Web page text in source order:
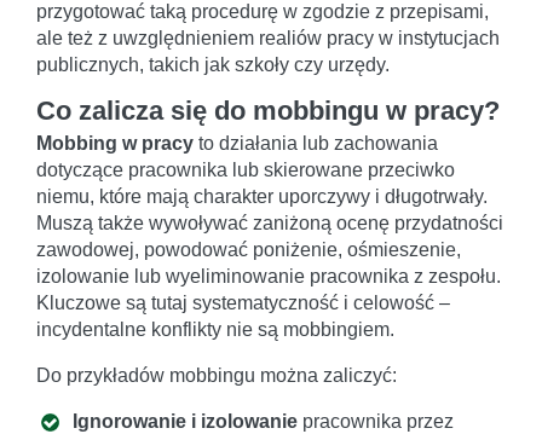
przygotować taką procedurę w zgodzie z przepisami,
ale też z uwzględnieniem realiów pracy w instytucjach
publicznych, takich jak szkoły czy urzędy.
Co zalicza się do mobbingu w pracy?
Mobbing w pracy to działania lub zachowania
dotyczące pracownika lub skierowane przeciwko
niemu, które mają charakter uporczywy i długotrwały.
Muszą także wywoływać zaniżoną ocenę przydatności
zawodowej, powodować poniżenie, ośmieszenie,
izolowanie lub wyeliminowanie pracownika z zespołu.
Kluczowe są tutaj systematyczność i celowość –
incydentalne konflikty nie są mobbingiem.
Do przykładów mobbingu można zaliczyć:
Ignorowanie i izolowanie pracownika przez